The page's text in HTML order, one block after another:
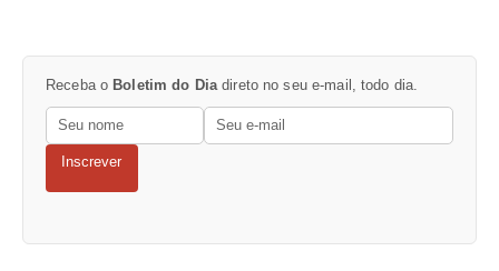
Receba o Boletim do Diadireto no seu e-mail, todo dia.
Inscrever